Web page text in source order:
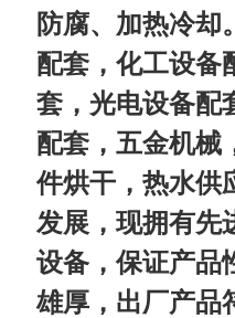
防腐、加热冷却
配套，化工设备
套，光电设备配
配套，五金机械
件烘干，热水供
发展，现拥有先
设备，保证产品
雄厚，出厂产品